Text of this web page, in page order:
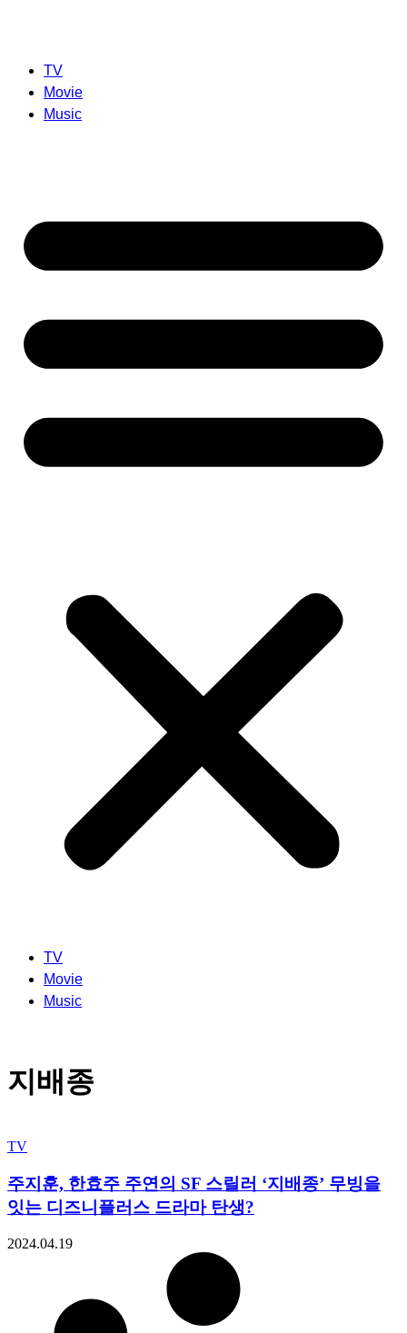
TV
Movie
Music
TV
Movie
Music
지배종
TV
주지훈, 한효주 주연의 SF 스릴러 ‘지배종’ 무빙을
잇는 디즈니플러스 드라마 탄생?
2024.04.19